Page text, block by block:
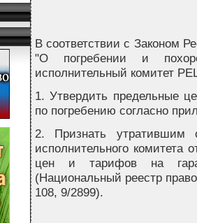
В соответствии с Законом
"О погребении и
исполнительный комитет
1. Утвердить предельные
по погребению согласно
2. Признать утратившим
исполнительного
цен и тарифов на
(Национальный реестр
108, 9/2899).